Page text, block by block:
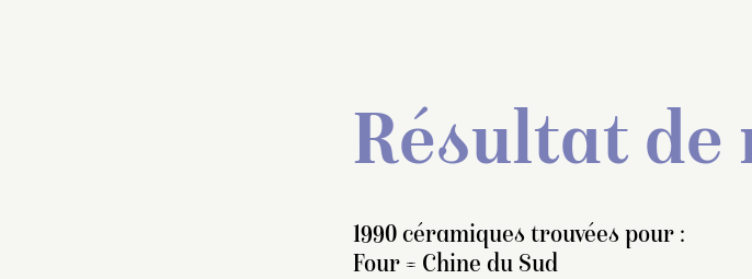
Résultat de
1990 céramiques trouvées pour :
Four = Chine du Sud